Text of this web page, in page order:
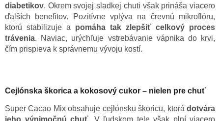
diabetikov. Okrem svojej sladkej chuti však prináša viacero
ďalších benefitov. Pozitívne vplýva na črevnú mikroflóru,
ktorú stabilizuje a pomáha tak zlepšiť celkový proces
trávenia. Naviac, urýchľuje vstrebávanie vápnika do krvi,
čím prispieva k správnemu vývoju kostí.
Cejlónska škorica a kokosový cukor – nielen pre chuť
Super Cacao Mix obsahuje cejlónsku škoricu, ktorá dotvára
jeho výnimočnú chuť. V ľudskom tele však plní viacero